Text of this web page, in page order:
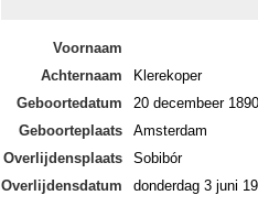
Voornaam
Achternaam
Klerekoper
Geboortedatum
20 decembeer 1890
Geboorteplaats
Amsterdam
Overlijdensplaats
Sobibór
Overlijdensdatum
donderdag 3 juni